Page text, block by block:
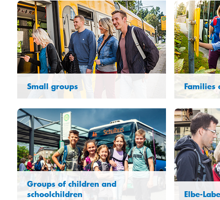
Small groups
Groups of children and
schoolchildren
Families
Elbe-